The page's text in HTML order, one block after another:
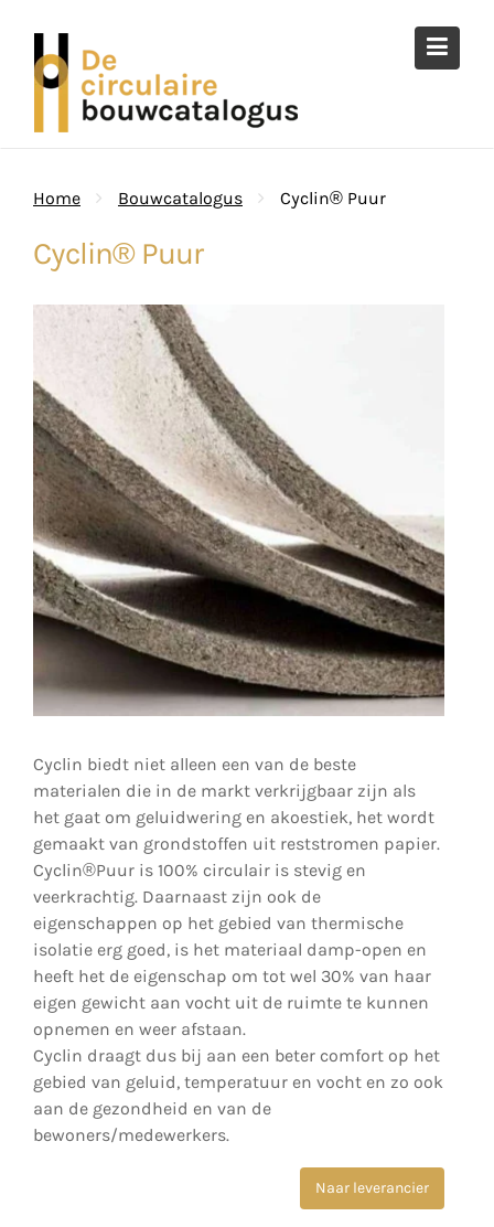
naar
inhoud
Home Bouwcatalogus Cyclin® Puur
Cyclin® Puur
Cyclin biedt niet alleen een van de beste
materialen die in de markt verkrijgbaar zijn als
het gaat om geluidwering en akoestiek, het wordt
gemaakt van grondstoffen uit reststromen papier.
Cyclin®Puur is 100% circulair is stevig en
veerkrachtig. Daarnaast zijn ook de
eigenschappen op het gebied van thermische
isolatie erg goed, is het materiaal damp-open en
heeft het de eigenschap om tot wel 30% van haar
eigen gewicht aan vocht uit de ruimte te kunnen
opnemen en weer afstaan.
Cyclin draagt dus bij aan een beter comfort op het
gebied van geluid, temperatuur en vocht en zo ook
aan de gezondheid en van de
bewoners/medewerkers.
Naar leverancier